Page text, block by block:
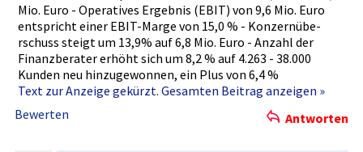
Mio. Euro - Operatives­ Ergebnis (EBIT) von 9,6 Mio. Euro
entspricht­ einer EBIT-Marge­ von 15,0 % - Konzernübe­
rschuss steigt um 13,9% auf 6,8 Mio. Euro - Anzahl der
Finanzbera­ter erhöht sich um 8,2 % auf 4.263 - 38.000
Kunden neu hinzugewon­nen, ein Plus von 6,4 %
Text zur Anzeige gekürzt. Gesamten Beitrag anzeigen »
Bewerten
Antworten